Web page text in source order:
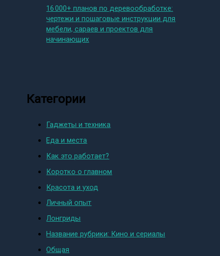
16 000+ планов по деревообработке:
чертежи и пошаговые инструкции для
мебели, сараев и проектов для
начинающих
Категории
Гаджеты и техника
Еда и места
Как это работает?
Коротко о главном
Красота и уход
Личный опыт
Лонгриды
Название рубрики: Кино и сериалы
Общая